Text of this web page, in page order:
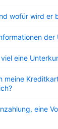
wofür wird er
der
eine
meine
eine